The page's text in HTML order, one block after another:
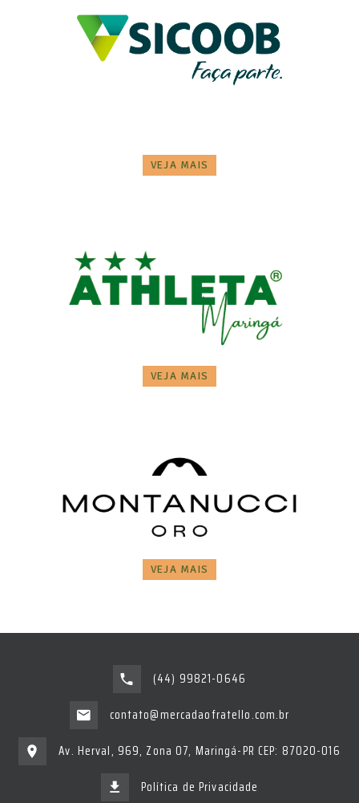
VEJA MAIS
VEJA MAIS
VEJA MAIS
(44) 99821-0646
contato@mercadaofratello.com.br
Av. Herval, 969, Zona 07, Maringá-PR CEP: 87020-016
Política de Privacidade